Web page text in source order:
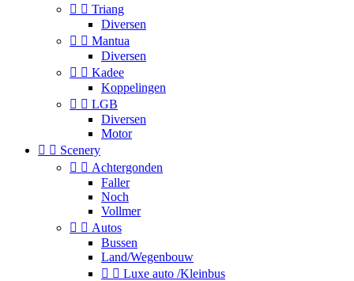
  Triang
Diversen
  Mantua
Diversen
  Kadee
Koppelingen
  LGB
Diversen
Motor
  Scenery
  Achtergonden
Faller
Noch
Vollmer
  Autos
Bussen
Land/Wegenbouw
  Luxe auto /Kleinbus